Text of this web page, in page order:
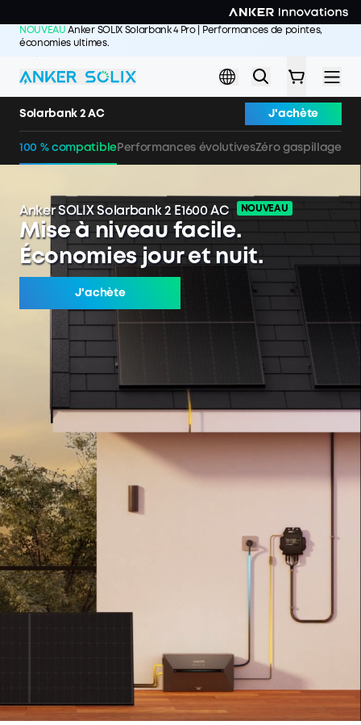
NOUVEAU Anker SOLIX Solarbank 4 Pro | Performances de pointes,
économies ultimes.
Solarbank 2 AC
100 % compatiblePerformances évolutivesZéro gaspillage
J'achète
Anker SOLIX Solarbank 2 E1600 AC NOUVEAU
Mise à niveau facile.
Économies jour et nuit.
J'achète